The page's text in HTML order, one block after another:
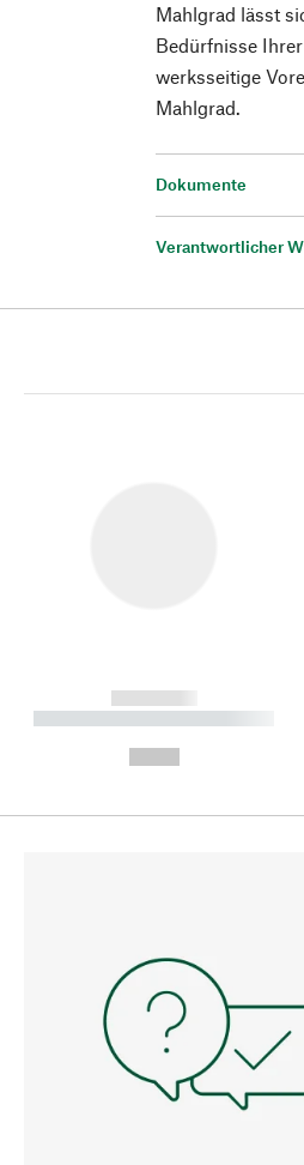
Mahlgrad lässt
Bedürfnisse
werksseitige
Mahlgrad.
Dokumente
Verantwortlicher
------------
----------- ----------- ----------